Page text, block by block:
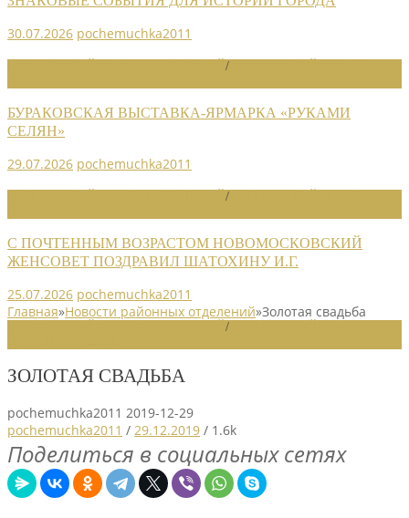
30.07.2026 pochemuchka2011
/
БУРАКОВСКАЯ ВЫСТАВКА-ЯРМАРКА «РУКАМИ
СЕЛЯН»
29.07.2026 pochemuchka2011
/
С ПОЧТЕННЫМ ВОЗРАСТОМ НОВОМОСКОВСКИЙ
ЖЕНСОВЕТ ПОЗДРАВИЛ ШАТОХИНУ И.Г.
25.07.2026 pochemuchka2011
Главная»Новости районных отделений»Золотая свадьба
/
ЗОЛОТАЯ СВАДЬБА
pochemuchka2011 2019-12-29
pochemuchka2011 / 29.12.2019 / 1.6k
Поделиться в социальных сетях